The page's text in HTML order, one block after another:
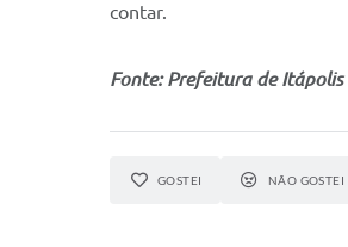
contar.
Fonte: Prefeitura de Itápolis
GOSTEI NÃO GOSTEI